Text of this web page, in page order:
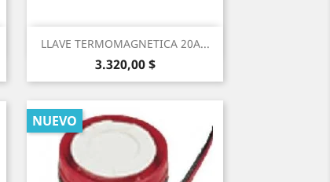
LLAVE TERMOMAGNETICA 20A...
Precio
3.320,00 $
Vista rápida
NUEVO